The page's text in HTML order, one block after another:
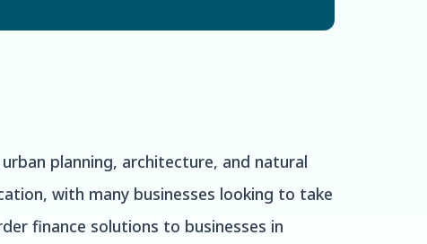
planning, architecture, and natural
with many businesses looking to take
finance solutions to businesses in